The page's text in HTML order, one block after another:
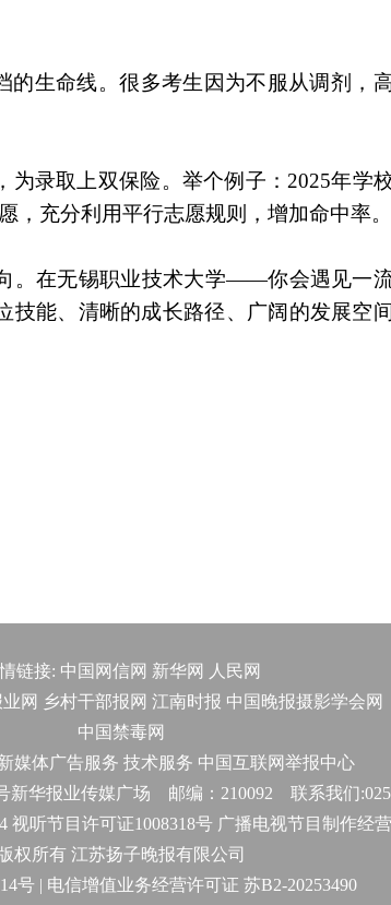
生命线。很多考生因为不服从调剂，
录取上双保险。举个例子：2025年学
充分利用平行志愿规则，增加命中率。
。在无锡职业技术大学——你会遇见一流
能、清晰的成长路径、广阔的发展空
链接: 中国网信网 新华网
人民网
网 乡村干部报网 江南时报 中国晚报摄影学会网
中国禁毒网
媒体广告服务 技术服务 中国互联网举报中心
新华报业传媒广场 邮编：210092 联系我们
视听节目许可证1008318号 广播电视节目制作经
版权所有 江苏扬子晚报有限公司
号 | 电信增值业务经营许可证 苏B2-20253490